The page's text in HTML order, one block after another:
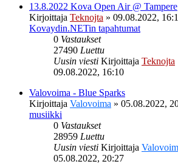
13.8.2022 Kova Open Air @ Tampere
Kirjoittaja Teknojta » 09.08.2022,
Kovaydin.NETin tapahtumat
0 Vastaukset
27490 Luettu
Uusin viesti Kirjoittaja Teknojta
09.08.2022, 16:10
Valovoima - Blue Sparks
Kirjoittaja Valovoima » 05.08.2022,
musiikki
0 Vastaukset
28959 Luettu
Uusin viesti Kirjoittaja
05.08.2022, 20:27